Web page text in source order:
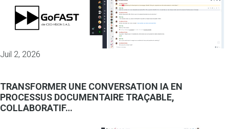
Juil 2, 2026
TRANSFORMER UNE CONVERSATION IA EN
PROCESSUS DOCUMENTAIRE TRAÇABLE,
COLLABORATIF…